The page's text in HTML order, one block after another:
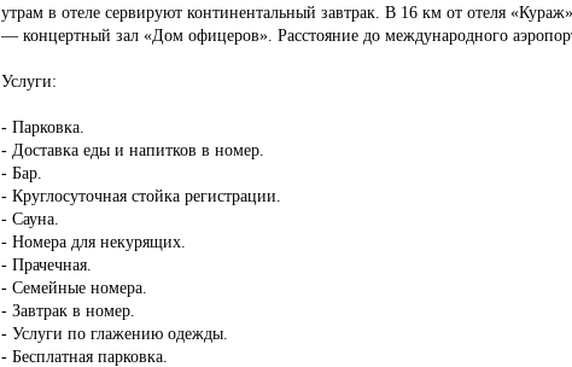
утрам в отеле сервируют континентальный завтрак. В 16 км от отеля
— концертный зал «Дом офицеров». Расстояние до международного
Услуги:
- Парковка.
- Доставка еды и напитков в номер.
- Бар.
- Круглосуточная стойка регистрации.
- Сауна.
- Номера для некурящих.
- Прачечная.
- Семейные номера.
- Завтрак в номер.
- Услуги по глажению одежды.
- Бесплатная парковка.